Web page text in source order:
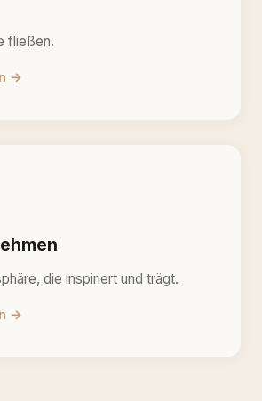
fließen.
→
die inspiriert und trägt.
→